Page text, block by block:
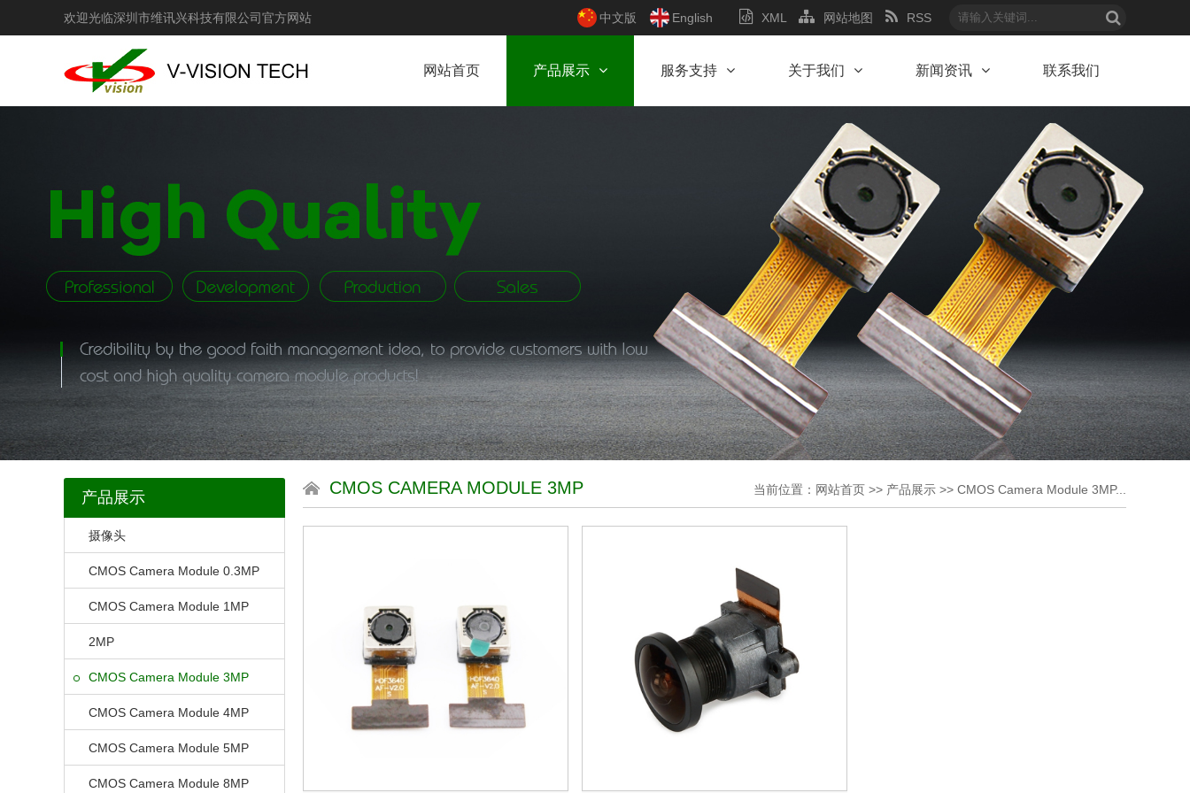
欢迎光临深圳市维讯兴科技有限公司官方网站 中文版 English XML 网站地图 RSS
网站首页 产品展示 服务支持 关于我们 新闻资讯 联系我们
产品展示
摄像头
CMOS Camera Module 0.3MP
CMOS Camera Module 1MP
2MP
CMOS Camera Module 3MP
CMOS Camera Module 4MP
CMOS Camera Module 5MP
CMOS Camera Module 8MP
当前位置： 网站首页 >> 产品展示 >> CMOS Camera Module 3MP...
CMOS CAMERA MODULE 3MP